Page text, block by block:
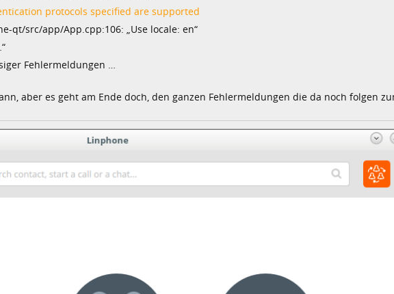
protocols specified are supported
qt/src/app/App.cpp:106: „Use locale: en“
Fehlermeldungen …
aber es geht am Ende doch, den ganzen Fehlermeldungen die da noch folgen